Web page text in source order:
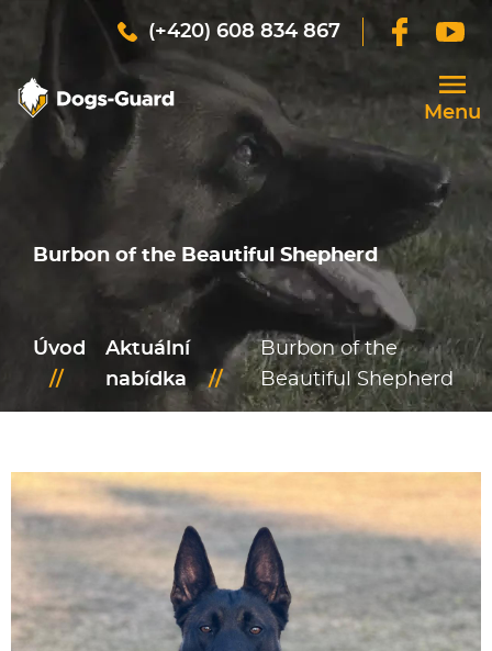
(+420) 608 834 867
Menu
ÚVOD
AKTUÁLNÍ NABÍDKA
PRODANÍ PSI
SLUŽBY
O FIRMĚ
VIDEA
KONTAKT
Burbon of the Beautiful Shepherd
Úvod
//
Aktuální
nabídka
//
Burbon of the
Beautiful Shepherd